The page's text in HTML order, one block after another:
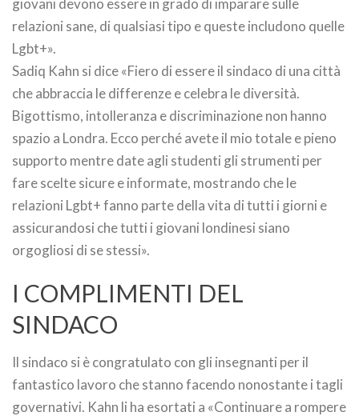
giovani devono essere in grado di imparare sulle
relazioni sane, di qualsiasi tipo e queste includono quelle
Lgbt+».
Sadiq Kahn si dice «Fiero di essere il sindaco di una città
che abbraccia le differenze e celebra le diversità.
Bigottismo, intolleranza e discriminazione non hanno
spazio a Londra. Ecco perché avete il mio totale e pieno
supporto mentre date agli studenti gli strumenti per
fare scelte sicure e informate, mostrando che le
relazioni Lgbt+ fanno parte della vita di tutti i giorni e
assicurandosi che tutti i giovani londinesi siano
orgogliosi di se stessi».
I COMPLIMENTI DEL
SINDACO
Il sindaco si è congratulato con gli insegnanti per il
fantastico lavoro che stanno facendo nonostante i tagli
governativi. Kahn li ha esortati a «Continuare a rompere